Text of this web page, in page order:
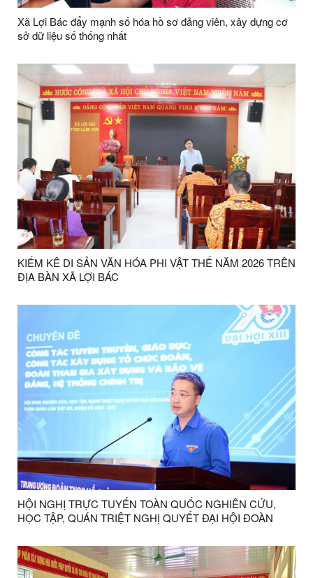
Xã Lợi Bác đẩy mạnh số hóa hồ sơ đảng viên, xây dựng cơ
sở dữ liệu số thống nhất
KIỂM KÊ DI SẢN VĂN HÓA PHI VẬT THỂ NĂM 2026 TRÊN
ĐỊA BÀN XÃ LỢI BÁC
HỘI NGHỊ TRỰC TUYẾN TOÀN QUỐC NGHIÊN CỨU,
HỌC TẬP, QUÁN TRIỆT NGHỊ QUYẾT ĐẠI HỘI ĐOÀN